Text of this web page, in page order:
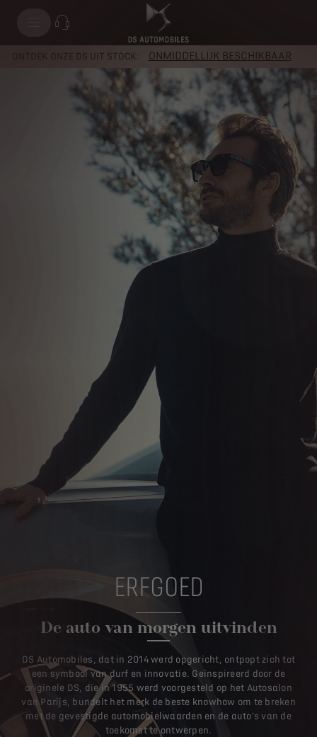
ONTDEK ONZE DS UIT STOCK: ONMIDDELLIJK BESCHIKBAAR
ERFGOED
De auto van morgen uitvinden
DS Automobiles, dat in 2014 werd opgericht, ontpopt zich tot
een symbool van durf en innovatie. Geïnspireerd door de
originele DS, die in 1955 werd voorgesteld op het Autosalon
van Parijs, bundelt het merk de beste knowhow om te breken
met de gevestigde automobielwaarden en de auto's van de
toekomst te ontwerpen.